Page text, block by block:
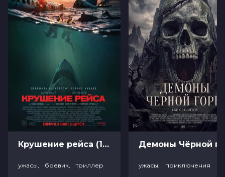
Год
2025
Страна
Россия
Режиссер
Тина Баркалая
Светлана Ходченкова, Евгений
Цыганов, Сергей Гилев, Ирина
Пегова, Эра Зиганшина, Дарья
Полунеева, Марина Маныч, Юлия
Волкова, Фёдор Кудряшов, Лариса
Фанаскова
Продюсеры
Екатерина Филиппова, Майя Цзо,
Ольга Ажнакина
Сценаристы
Юлия Лукшина, Светлана Штеба
Жанр
драма, комедия, семейный
1 ч 34 мин
В прокате
с 12 марта до 25 марта
Можно оплатить
Крушение рейса (18+)
ужасы, боевик, триллер ужасы, приключения